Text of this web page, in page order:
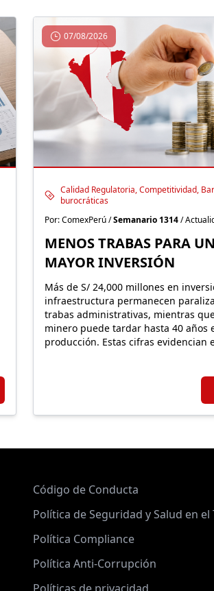
07/08/2026
Calidad Regulatoria, Competitividad,
burocráticas
Por: ComexPerú /Semanario 1314/
MENOS TRABAS PARA
MAYOR INVERSIÓN
Más de S/ 24,000 millones en
infraestructura permanecen
trabas administrativas, mientras
minero puede tardar hasta 40 años
producción. Estas cifras evidencian
burocrática sobre los principales
Código de Conducta
Política de Seguridad y Salud en el
Política Compliance
Política Anti-Corrupción